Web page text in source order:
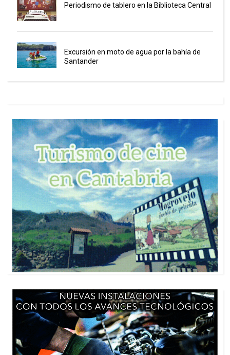
Periodismo de tablero en la Biblioteca Central
Excursión en moto de agua por la bahía de
Santander